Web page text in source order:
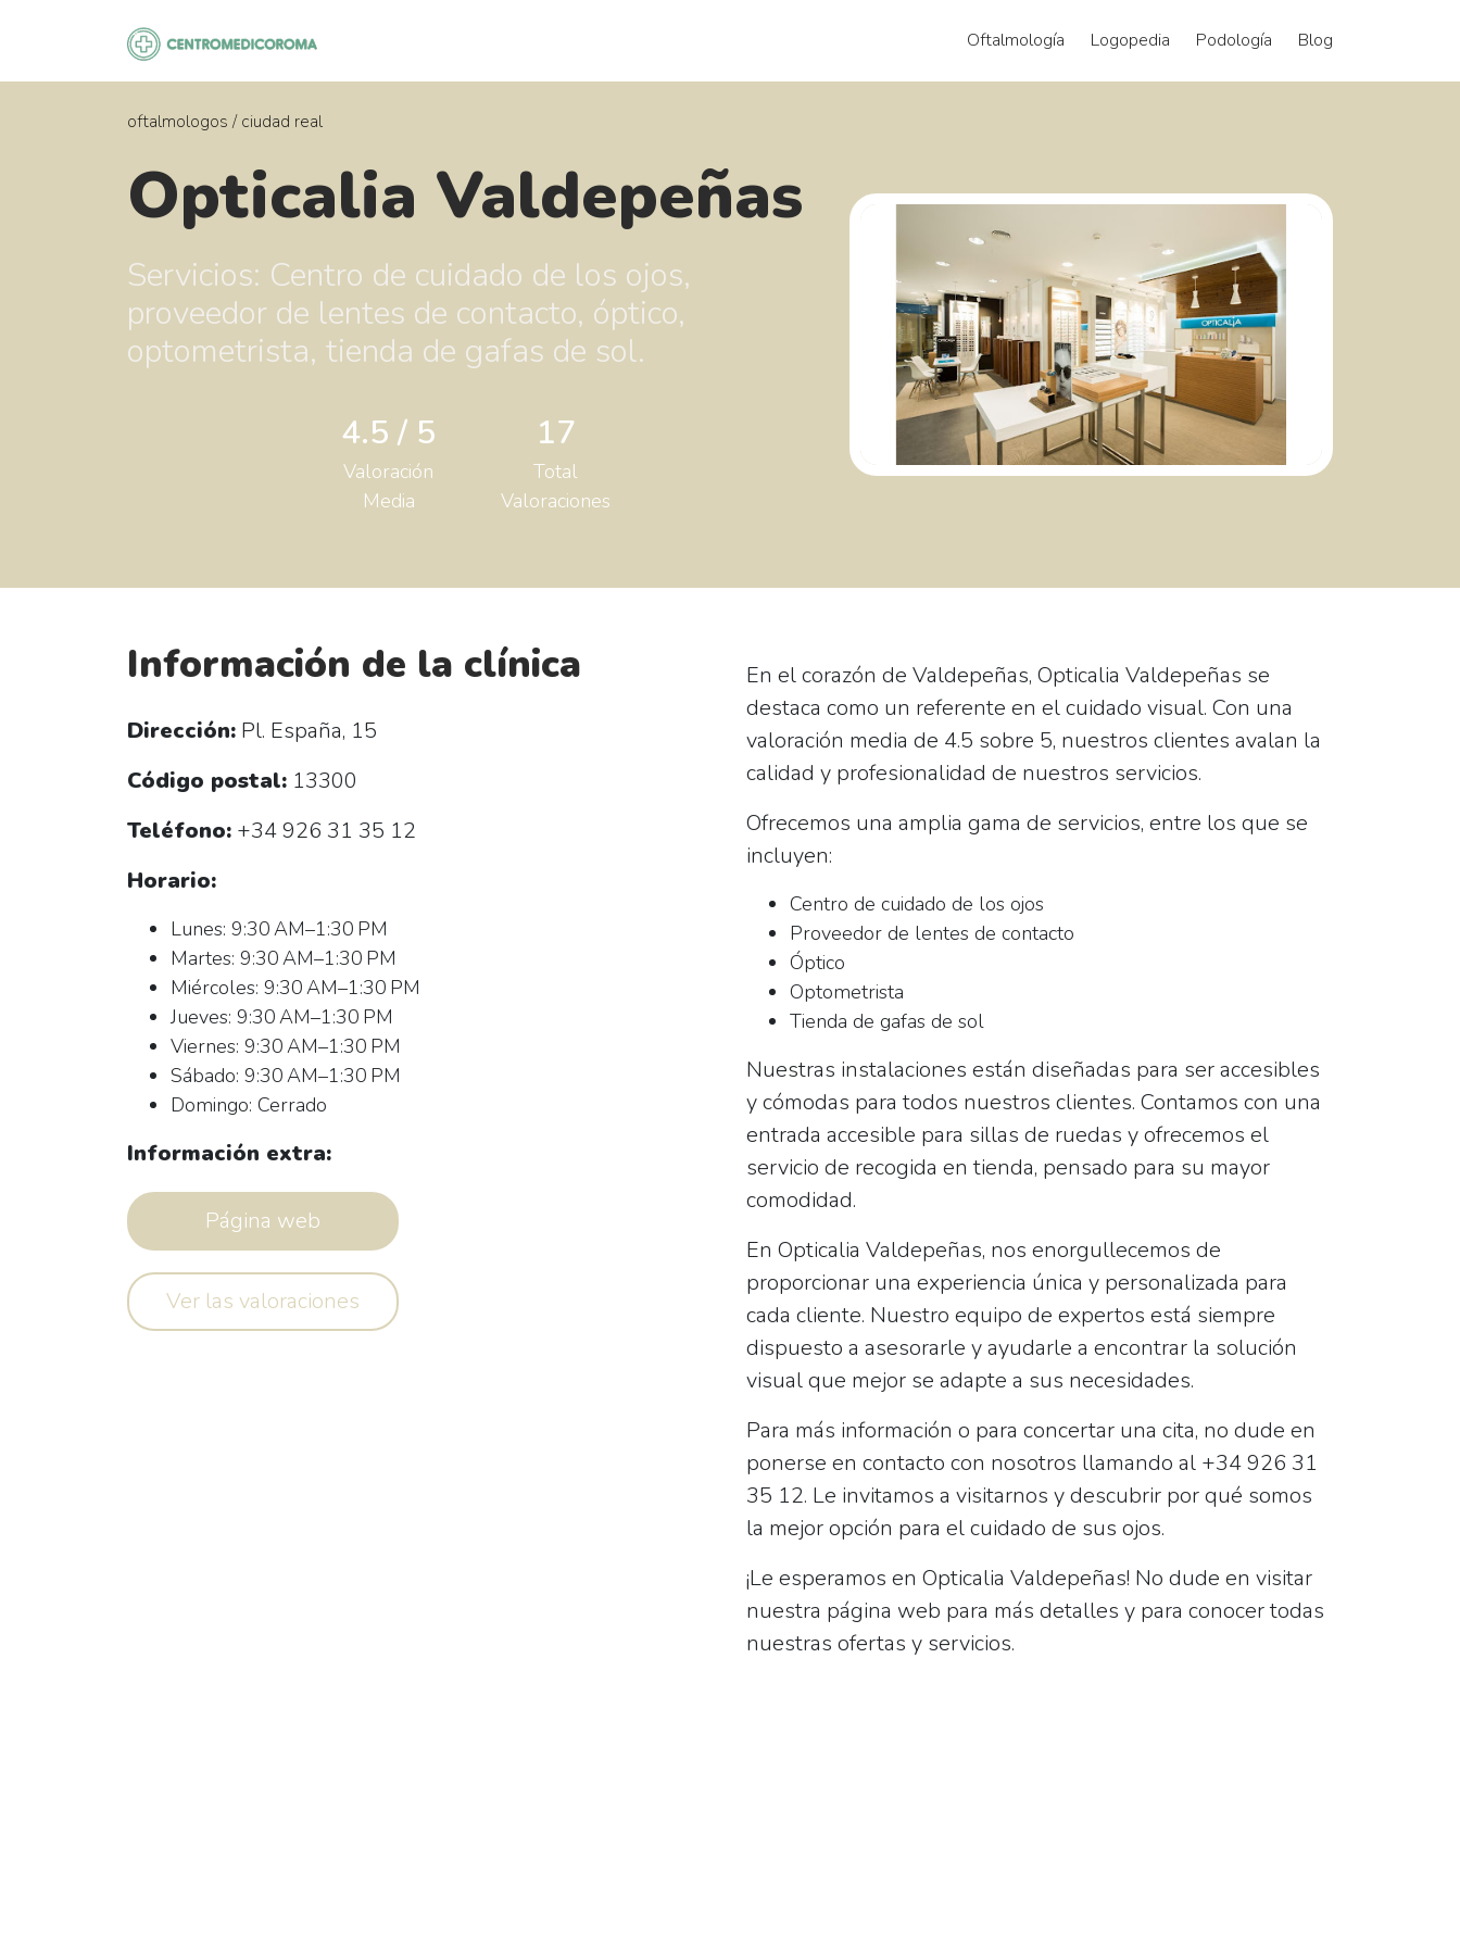
Oftalmología Logopedia Podología Blog
oftalmologos / ciudad real
Opticalia Valdepeñas
Servicios: Centro de cuidado de los ojos,
proveedor de lentes de contacto, óptico,
optometrista, tienda de gafas de sol.
4.5 / 5
Valoración
Media
17
Total
Valoraciones
Información de la clínica
Dirección: Pl. España, 15
Código postal: 13300
Teléfono: +34 926 31 35 12
Horario:
Lunes: 9:30 AM–1:30 PM
Martes: 9:30 AM–1:30 PM
Miércoles: 9:30 AM–1:30 PM
Jueves: 9:30 AM–1:30 PM
Viernes: 9:30 AM–1:30 PM
Sábado: 9:30 AM–1:30 PM
Domingo: Cerrado
Información extra:
Página web
Ver las valoraciones
En el corazón de Valdepeñas, Opticalia Valdepeñas se
destaca como un referente en el cuidado visual. Con una
valoración media de 4.5 sobre 5, nuestros clientes avalan la
calidad y profesionalidad de nuestros servicios.
Ofrecemos una amplia gama de servicios, entre los que se
incluyen:
Centro de cuidado de los ojos
Proveedor de lentes de contacto
Óptico
Optometrista
Tienda de gafas de sol
Nuestras instalaciones están diseñadas para ser accesibles
y cómodas para todos nuestros clientes. Contamos con una
entrada accesible para sillas de ruedas y ofrecemos el
servicio de recogida en tienda, pensado para su mayor
comodidad.
En Opticalia Valdepeñas, nos enorgullecemos de
proporcionar una experiencia única y personalizada para
cada cliente. Nuestro equipo de expertos está siempre
dispuesto a asesorarle y ayudarle a encontrar la solución
visual que mejor se adapte a sus necesidades.
Para más información o para concertar una cita, no dude en
ponerse en contacto con nosotros llamando al +34 926 31
35 12. Le invitamos a visitarnos y descubrir por qué somos
la mejor opción para el cuidado de sus ojos.
¡Le esperamos en Opticalia Valdepeñas! No dude en visitar
nuestra página web para más detalles y para conocer todas
nuestras ofertas y servicios.